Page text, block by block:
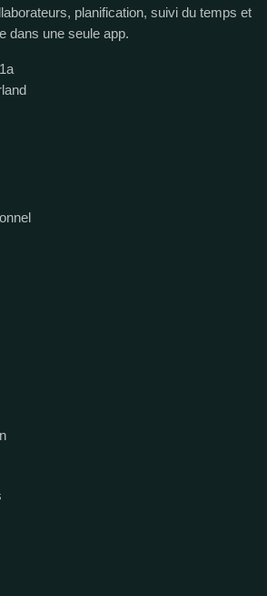
planification, suivi du temps et
dans une seule app.